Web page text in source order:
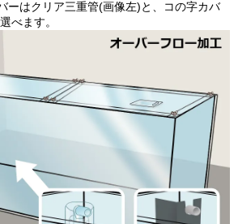
ーはクリア三重管(画像左)と、コの字カバ
べます。